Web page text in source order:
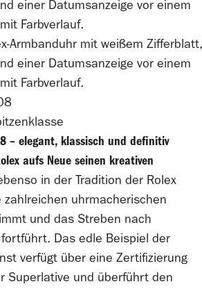
– elegant, klassisch und definitiv
aufs Neue seinen kreativen
in der Tradition der Rolex
zahlreichen uhrmacherischen
und das Streben nach
fortführt. Das edle Beispiel der
verfügt über eine Zertifizierung
Superlative und überführt den